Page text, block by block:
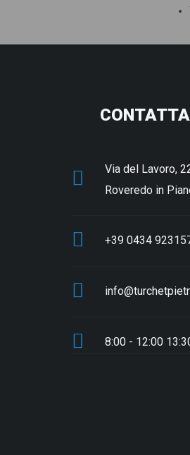
Via del Lavoro,
Roveredo in
+39 0434
8:00 - 12:00